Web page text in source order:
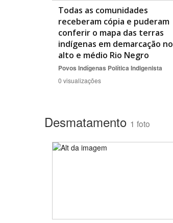
Todas as comunidades
receberam cópia e puderam
conferir o mapa das terras
indígenas em demarcação no
alto e médio Rio Negro
Povos Indígenas Política Indigenista
0 visualizações
Desmatamento 1 foto